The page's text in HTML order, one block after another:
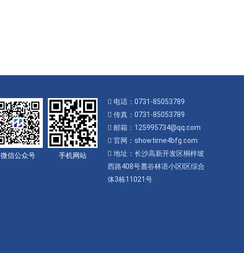
微信公众号 手机网站
电话：0731-85053789
传真：0731-85053789
邮箱：125995734@qq.com
官网：showtime4bfg.com
地址：长沙高新开发区桐梓坡
西路408号麓谷林语小区I区综合
体3栋11021号